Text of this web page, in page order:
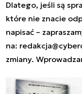
Dlatego, jeśli są
które nie znacie
napisać –
na:
zmiany.